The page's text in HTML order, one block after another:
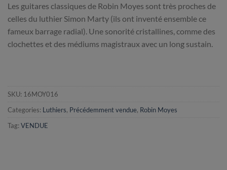
Les guitares classiques de Robin Moyes sont très proches de
celles du luthier Simon Marty (ils ont inventé ensemble ce
fameux barrage radial). Une sonorité cristallines, comme des
clochettes et des médiums magistraux avec un long sustain.
SKU: 16MOY016
Categories: Luthiers, Précédemment vendue, Robin Moyes
Tag: VENDUE